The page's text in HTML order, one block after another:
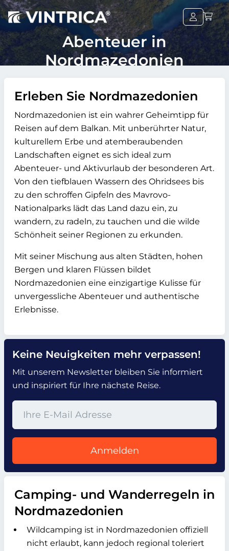
Abenteuer in
Nordmazedonien
Erleben Sie Nordmazedonien
Nordmazedonien ist ein wahrer Geheimtipp für
Reisen auf dem Balkan. Mit unberührter Natur,
kulturellem Erbe und atemberaubenden
Landschaften eignet es sich ideal zum
Abenteuer- und Aktivurlaub der besonderen Art.
Von den tiefblauen Wassern des Ohridsees bis
zu den schroffen Gipfeln des Mavrovo-
Nationalparks lädt das Land dazu ein, zu
wandern, zu radeln, zu tauchen und die wilde
Schönheit seiner Regionen zu erkunden.
Mit seiner Mischung aus alten Städten, hohen
Bergen und klaren Flüssen bildet
Nordmazedonien eine einzigartige Kulisse für
unvergessliche Abenteuer und authentische
Erlebnisse.
Keine Neuigkeiten mehr verpassen!
Mit unserem Newsletter bleiben Sie informiert
und inspiriert für Ihre nächste Reise.
Anmelden
Camping- und Wanderregeln in
Nordmazedonien
Wildcamping ist in Nordmazedonien offiziell
nicht erlaubt, kann jedoch regional toleriert